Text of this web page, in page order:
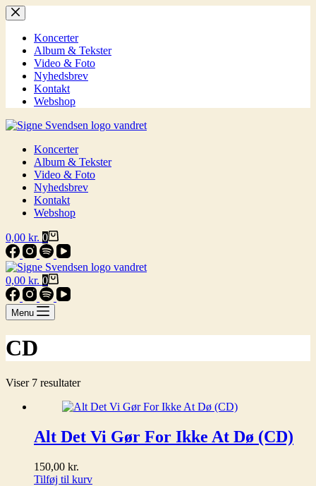
Fortsæt
til
indholdKoncerter
Album & Tekster
Video & Foto
Nyhedsbrev
Kontakt
Webshop
Koncerter
Album & Tekster
Video & Foto
Nyhedsbrev
Kontakt
Webshop
Indkøbskurv
0,00 kr. 0
Indkøbskurv
0,00 kr. 0
Menu
CD
Viser 7 resultater
Alt Det Vi Gør For Ikke At Dø (CD)
150,00 kr.
Tilføj til kurv